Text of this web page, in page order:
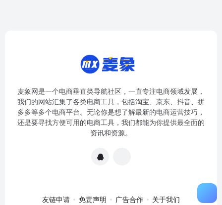
麦象网是一个电商垂直类导航社区，一直专注电商领域发展，
我们的网站汇集了各类电商工具，包括淘宝、京东、抖音、拼
多多等多个电商平台。无论你是想了解最新的电商运营技巧，
还是要寻找方便可用的电商工具，我们都能为你提供最全面的
资讯和资源。
友链申请 免责声明 广告合作 关于我们